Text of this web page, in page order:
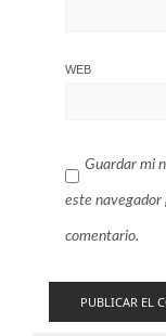
WEB
Guardar mi
este navegador
comentario.